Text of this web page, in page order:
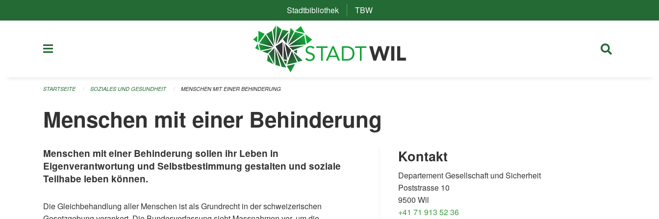
Stadtbibliothek(External Link)
TBW(External Link)
STARTSEITE SOZIALES UND GESUNDHEIT MENSCHEN MIT EINER BEHINDERUNG
Menschen mit einer Behinderung
Menschen mit einer Behinderung sollen ihr Leben in
Eigenverantwortung und Selbstbestimmung gestalten und soziale
Teilhabe leben können.
Die Gleichbehandlung aller Menschen ist als Grundrecht in der schweizerischen
Kontakt
Departement Gesellschaft und Sicherheit
Poststrasse 10
9500 Wil
+41 71 913 52 36